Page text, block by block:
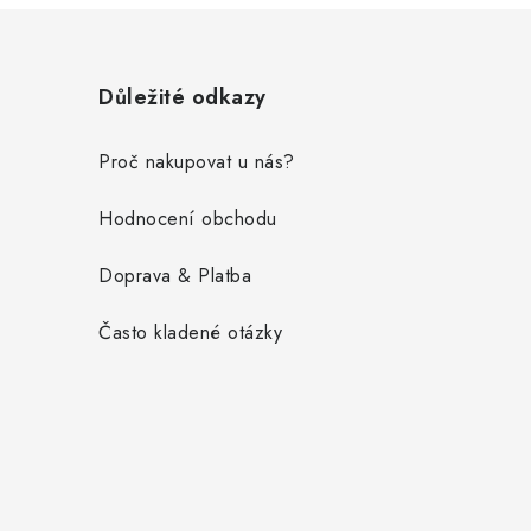
Důležité odkazy
Proč nakupovat u nás?
Hodnocení obchodu
Doprava & Platba
Často kladené otázky